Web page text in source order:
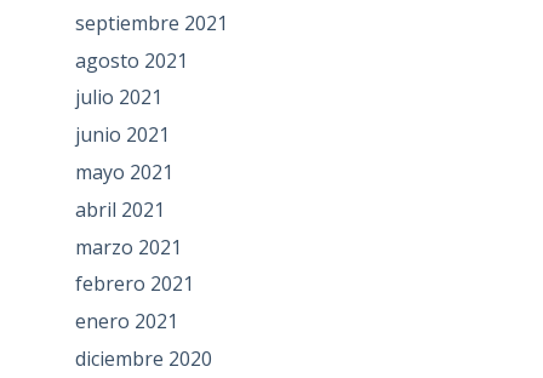
septiembre 2021
agosto 2021
julio 2021
junio 2021
mayo 2021
abril 2021
marzo 2021
febrero 2021
enero 2021
diciembre 2020